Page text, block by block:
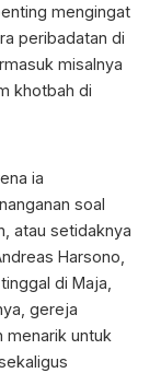
mengingat
peribadatan di
misalnya
khotbah di
ia
soal
atau setidaknya
Harsono,
di Maja,
gereja
menarik untuk